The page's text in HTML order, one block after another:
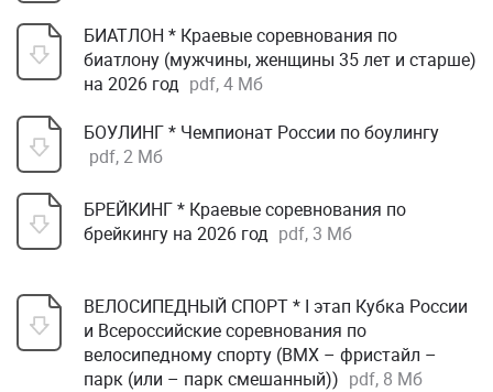
БИАТЛОН * Краевые соревнования по
биатлону (мужчины, женщины 35 лет и старше)
на 2026 год pdf, 4 Мб
БОУЛИНГ * Чемпионат России по боулингу
pdf, 2 Мб
БРЕЙКИНГ * Краевые соревнования по
брейкингу на 2026 год pdf, 3 Мб
ВЕЛОСИПЕДНЫЙ СПОРТ * I этап Кубка России
и Всероссийские соревнования по
велосипедному спорту (ВМХ – фристайл –
парк (или – парк смешанный)) pdf, 8 Мб